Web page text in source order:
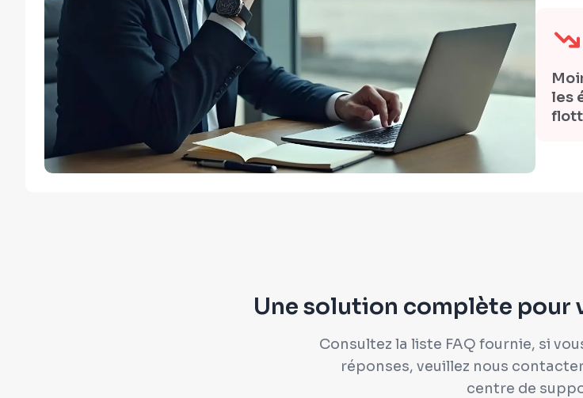
les
Une solution complète
Consultez la liste FAQ fournie, si
réponses, veuillez nous
centre de